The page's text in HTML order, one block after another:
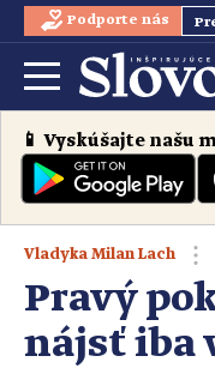
Podporte nás
📱 Vyskúšajte
Vladyka Milan Lach
Pravý
nájsť iba